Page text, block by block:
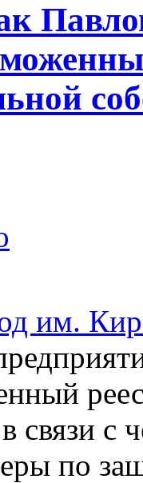
им.
связи
по